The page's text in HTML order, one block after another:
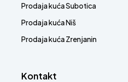
Prodaja kuća Subotica
Prodaja kuća Niš
Prodaja kuća Zrenjanin
Kontakt